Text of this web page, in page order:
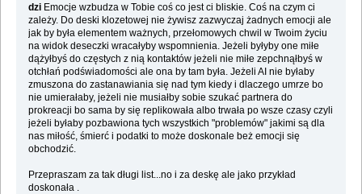
dziEmocje wzbudza w Tobie coś co jest ci bliskie. Coś na czym ci
zależy. Do deski klozetowej nie żywisz zazwyczaj żadnych emocji ale
jak by była elementem ważnych, przełomowych chwil w Twoim życiu
na widok deseczki wracałyby wspomnienia. Jeżeli byłyby one miłe
dążyłbyś do częstych z nią kontaktów jeżeli nie miłe zepchnąłbyś w
otchłań podświadomości ale ona by tam była. Jeżeli AI nie byłaby
zmuszona do zastanawiania się nad tym kiedy i dlaczego umrze bo
nie umierałaby, jeżeli nie musiałby sobie szukać partnera do
prokreacji bo sama by się replikowała albo trwała po wsze czasy czyli
jeżeli byłaby pozbawiona tych wszystkich "problemów" jakimi są dla
nas miłość, śmierć i podatki to może doskonale beż emocji się
obchodzić.
Przepraszam za tak długi list...no i za deskę ale jako przykład
doskonała .